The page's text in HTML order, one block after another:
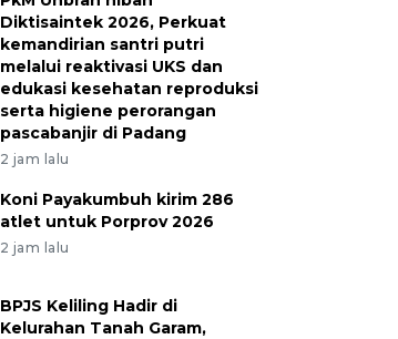
Diktisaintek 2026, Perkuat
kemandirian santri putri
melalui reaktivasi UKS dan
edukasi kesehatan reproduksi
serta higiene perorangan
pascabanjir di Padang
2 jam lalu
Koni Payakumbuh kirim 286
atlet untuk Porprov 2026
2 jam lalu
BPJS Keliling Hadir di
Kelurahan Tanah Garam,